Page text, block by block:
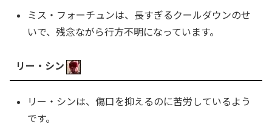
ミス・フォーチュンは、長すぎるクールダウンのせ
いで、残念ながら行方不明になっています。
リー・シン
リー・シンは、傷口を抑えるのに苦労しているよう
です。